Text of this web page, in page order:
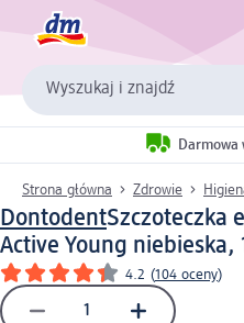
Wyszukaj i znajdź
Darmowa
Strona główna Zdrowie
DontodentSzczoteczka
Active Young niebieska,
4.2 (104 oceny)